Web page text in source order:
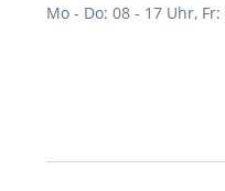
Mo - Do: 08 - 17 Uhr,